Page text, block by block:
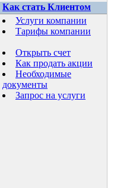
Как стать Клиентом
Услуги компании
Тарифы компании
Открыть счет
Как продать акции
Необходимые
документы
Запрос на услуги